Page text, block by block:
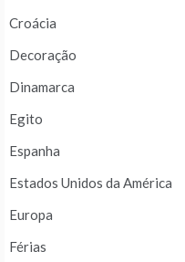
Croácia
Decoração
Dinamarca
Egito
Espanha
Estados Unidos da América
Europa
Férias